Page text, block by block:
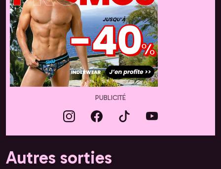
PUBLICITÉ
Autres sorties